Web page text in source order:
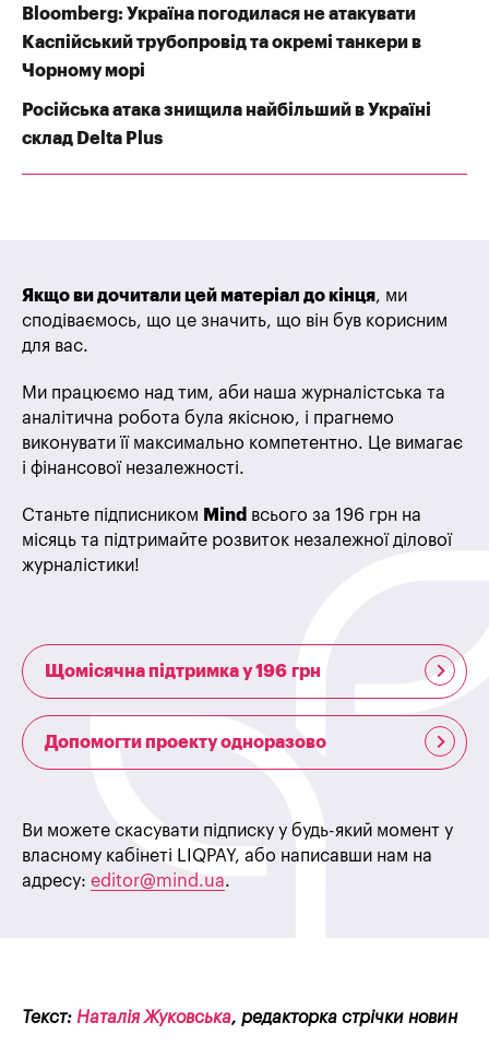
Bloomberg: Україна погодилася не атакувати
Каспійський трубопровід та окремі танкери в
Чорному морі
Російська атака знищила найбільший в Україні
склад Delta Plus
Якщо ви дочитали цей матеріал до кінця, ми
сподіваємось, що це значить, що він був корисним
для вас.
Ми працюємо над тим, аби наша журналістська та
аналітична робота була якісною, і прагнемо
виконувати її максимально компетентно. Це вимагає
і фінансової незалежності.
Станьте підписником Mind всього за 196 грн на
місяць та підтримайте розвиток незалежної ділової
журналістики!
Щомісячна підтримка у 196 грн
Допомогти проекту одноразово
Ви можете скасувати підписку у будь-який момент у
власному кабінеті LIQPAY, або написавши нам на
адресу: editor@mind.ua.
Текст: Наталія Жуковська, редакторка стрічки новин